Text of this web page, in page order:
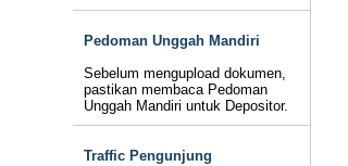
Pedoman Unggah Mandiri
Sebelum mengupload dokumen,
pastikan membaca Pedoman
Unggah Mandiri untuk Depositor.
Traffic Pengunjung